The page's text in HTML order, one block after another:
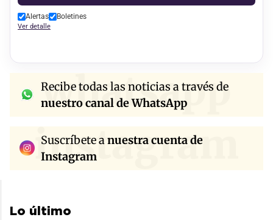
Alertas Boletines
Ver detalle
whatsapp
Recibe todas las noticias a través de
nuestro canal de WhatsApp
instagram
Suscríbete anuestra cuenta de
Instagram
Lo último